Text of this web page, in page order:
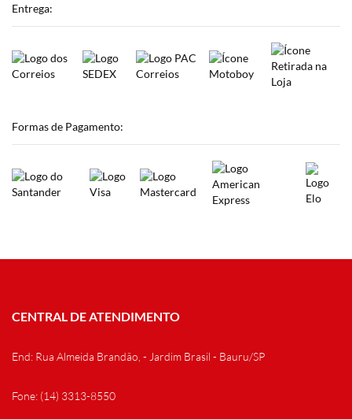
Entrega:
Formas de Pagamento:
CENTRAL DE ATENDIMENTO
End: Rua Almeida Brandão, - Jardim Brasil - Bauru/SP
Fone: (14) 3313-8550